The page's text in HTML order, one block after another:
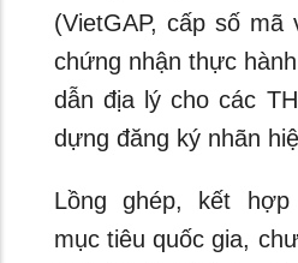
(VietGAP, cấp số
chứng nhận thực
dẫn địa lý cho các
dựng đăng ký nhãn
Lồng ghép, kết
mục tiêu quốc gia,